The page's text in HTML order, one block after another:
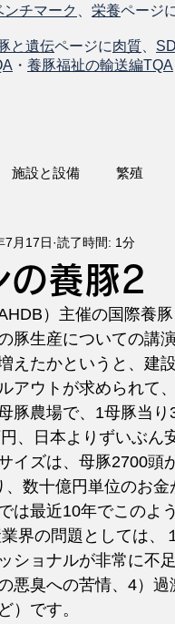
ンチマーク 栄養ページ
と遺伝ページに肉質
・ 養豚福祉の輸送編TQA
施設と設備 繁殖
の養豚2
7月17日 読了時間: 1分
）主催の国際養
豚生産についての講
えたかというと、建
アウトが求められて
豚農場で、1母豚当
、日本よりずいぶん
イズは、母豚2700頭
、数十億円単位のお
は最近10年でこのよ
ショナルが非常に不
悪臭への苦情、4）
）です。